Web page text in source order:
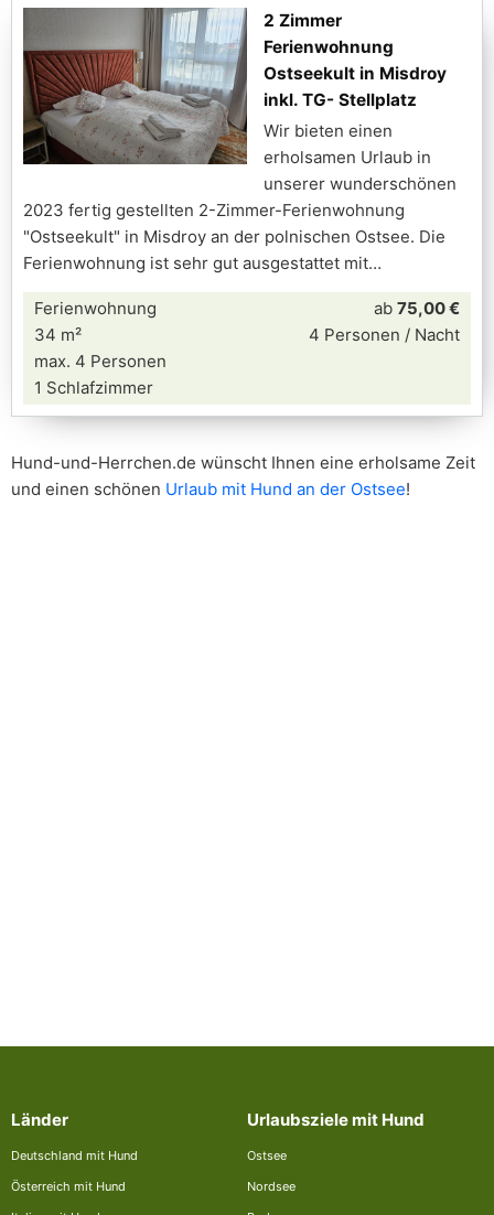
2 Zimmer
Ferienwohnung
Ostseekult in Misdroy
inkl. TG- Stellplatz
Wir bieten einen
erholsamen Urlaub in
unserer wunderschönen
2023 fertig gestellten 2-Zimmer-Ferienwohnung
"Ostseekult" in Misdroy an der polnischen Ostsee. Die
Ferienwohnung ist sehr gut ausgestattet mit
Ferienwohnung
34 m²
max. 4 Personen
1 Schlafzimmer
ab 75,00 €
4 Personen / Nacht
Hund-und-Herrchen.de wünscht Ihnen eine erholsame Zeit
und einen schönen Urlaub mit Hund an der Ostsee!
Länder
Deutschland mit Hund
Österreich mit Hund
Urlaubsziele mit Hund
Ostsee
Nordsee